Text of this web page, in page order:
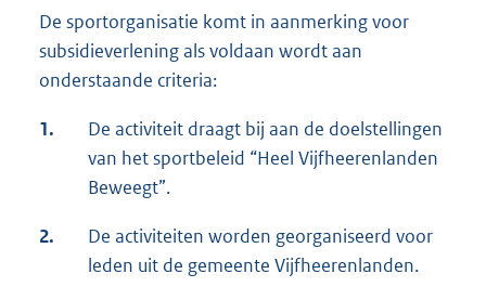
De sportorganisatie komt in aanmerking voor
subsidieverlening als voldaan wordt aan
onderstaande criteria:
1.
De activiteit draagt bij aan de doelstellingen
van het sportbeleid “Heel Vijfheerenlanden
Beweegt”.
2.
De activiteiten worden georganiseerd voor
leden uit de gemeente Vijfheerenlanden.